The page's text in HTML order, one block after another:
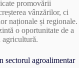
promovării
vânzărilor, ci
naționale și regionale.
o oportunitate de a
sectorul agroalimentar